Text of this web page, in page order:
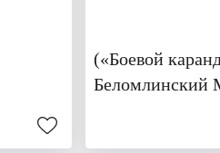
(«Боевой
Беломлинский